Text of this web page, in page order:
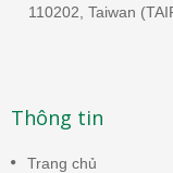
110202, Taiwan
Thông tin
Trang chủ